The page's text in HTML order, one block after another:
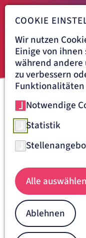
Navigationspfad
KLINIK VINCENTINUM
Vincentinum
Montag, 28.09.2026,
Ab 17 Uhr informiert
Philipp Kahle über
moderne
COOKIE
Wir nutzen
Einige von
während andere
zu verbessern
Funktionalitäten
Notwendige
Statistik
Alle auswählen
Ablehnen